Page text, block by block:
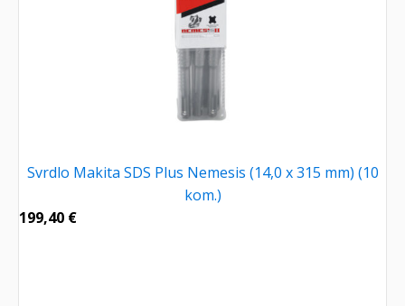
Svrdlo Makita SDS Plus Nemesis (14,0 x 315 mm) (10
kom.)
199,40 €